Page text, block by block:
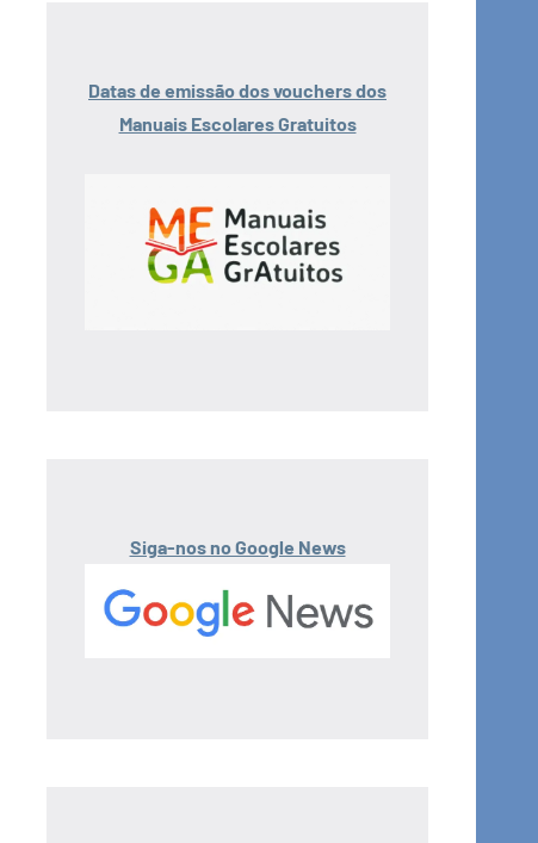
Datas de emissão dos vouchers dos
Manuais Escolares Gratuitos
Siga-nos no Google News